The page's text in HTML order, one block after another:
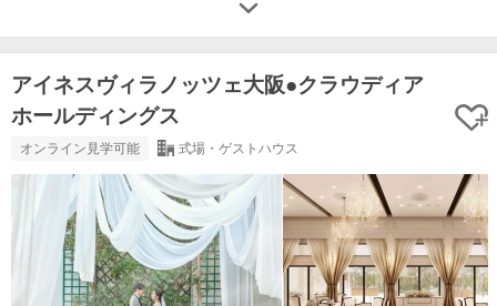
アイネスヴィラノッツェ大阪●クラウディア
ホールディングス
オンライン見学可能 式場・ゲストハウス